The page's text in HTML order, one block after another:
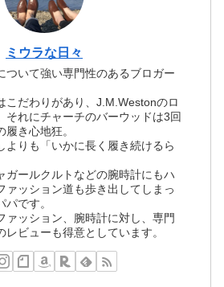
ミウラな日々
ついて強い専門性のあるブロガー
こだわりがあり、J.M.Westonのロ
それにチャーチのバーウッドは3回
き心地狂。
よりも「いかに長く履き続けるら
ガールクルトなどの腕時計にもハ
ァッション道も歩き出してしまっ
です。
ァッション、腕時計に対し、専門
ビューも得意としています。